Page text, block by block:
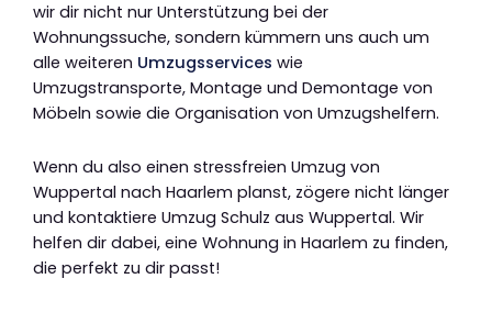
wir dir nicht nur Unterstützung bei der
Wohnungssuche, sondern kümmern uns auch um
alle weiteren Umzugsservices wie
Umzugstransporte, Montage und Demontage von
Möbeln sowie die Organisation von Umzugshelfern.
Wenn du also einen stressfreien Umzug von
Wuppertal nach Haarlem planst, zögere nicht länger
und kontaktiere Umzug Schulz aus Wuppertal. Wir
helfen dir dabei, eine Wohnung in Haarlem zu finden,
die perfekt zu dir passt!